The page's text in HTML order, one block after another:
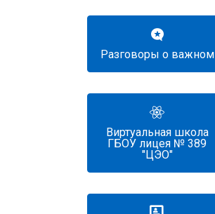
Разговоры о важном
Виртуальная школа
ГБОУ лицея № 389
"ЦЭО"